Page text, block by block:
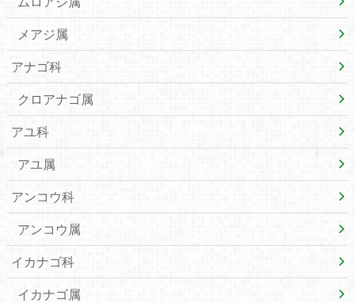
メアジ属
アナゴ科
クロアナゴ属
アユ科
アユ属
アンコウ科
アンコウ属
イカナゴ科
イカナゴ属